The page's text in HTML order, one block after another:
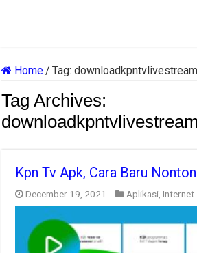
Home/ Tag:
Tag Archives:
Kpn Tv Apk, Cara Baru
December 19, 2021 Aplikasi ,Internet